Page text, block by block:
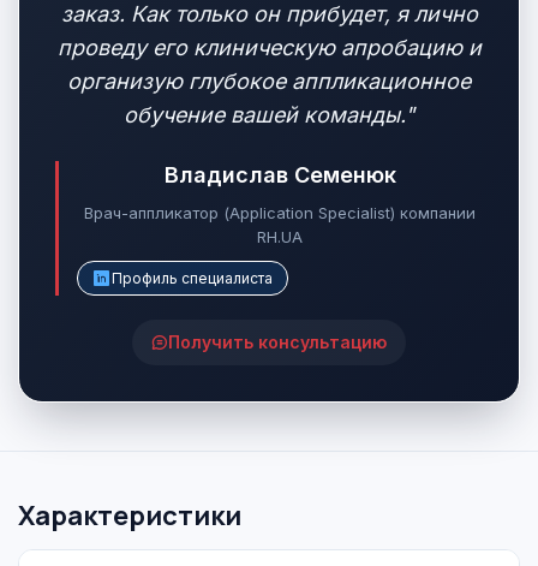
заказ. Как только он прибудет, я лично
проведу его клиническую апробацию и
организую глубокое аппликационное
обучение вашей команды."
Владислав Семенюк
Врач-аппликатор (Application Specialist) компании
RH.UA
Профиль специалиста
Получить консультацию
Характеристики